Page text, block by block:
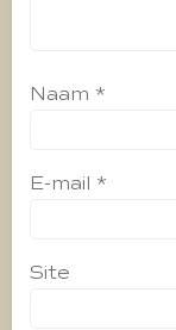
Naam *
E-mail *
Site